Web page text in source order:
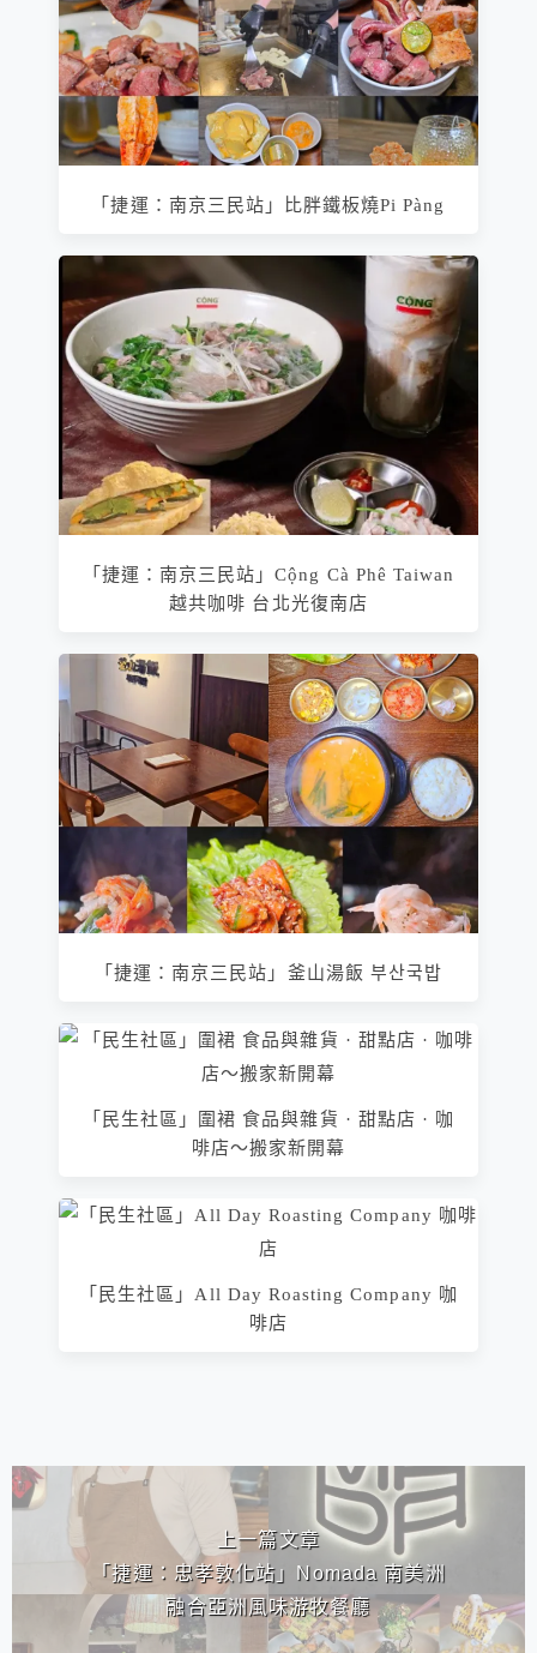
「捷運：南京三民站」比胖鐵板燒Pi Pàng
「捷運：南京三民站」Cộng Cà Phê Taiwan
越共咖啡 台北光復南店
「捷運：南京三民站」釜山湯飯 부산국밥
「民生社區」圍裙 食品與雜貨 · 甜點店 · 咖
啡店～搬家新開幕
「民生社區」All Day Roasting Company 咖
啡店
相連文章
上一篇文章
「捷運：忠孝敦化站」Nomada 南美洲
融合亞洲風味游牧餐廳